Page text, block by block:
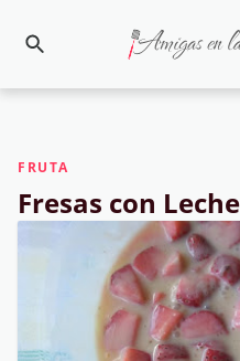
FRUTA
Fresas con